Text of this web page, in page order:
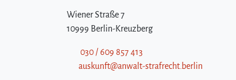
Wiener Straße 7
10999 Berlin-Kreuzberg
030 / 609 857 413
auskunft@anwalt-strafrecht.berlin